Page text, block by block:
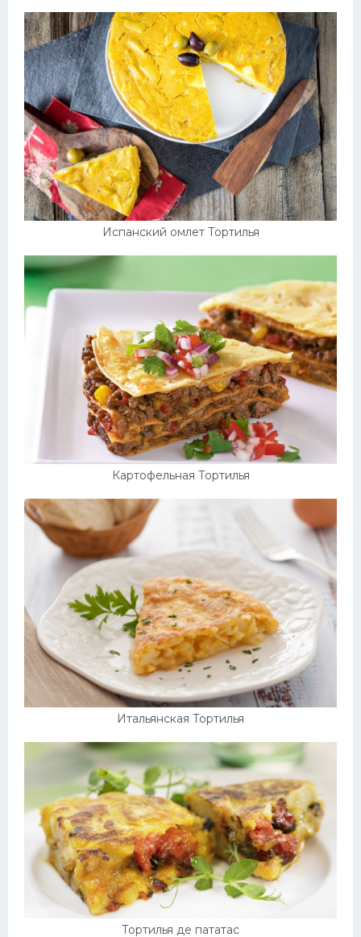
Испанский омлет Тортилья
Картофельная Тортилья
Итальянская Тортилья
Тортилья де пататас